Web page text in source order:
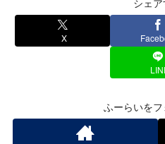
X
ふーらいを